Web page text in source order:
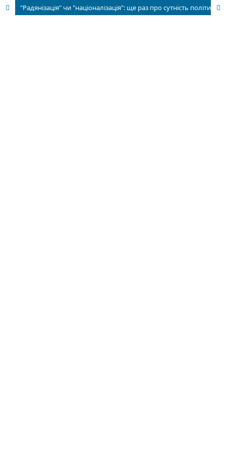
"Радянізація" чи "націоналізація": ще раз про сутність політики коренізації 1920 – початку 1930-х рр.